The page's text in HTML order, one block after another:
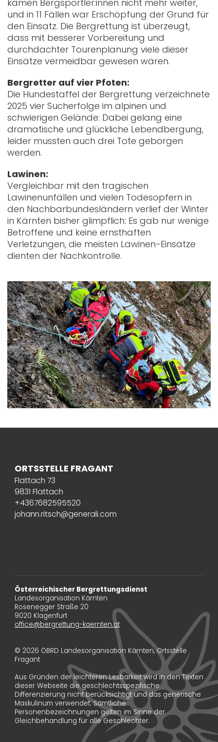
kamen Bergsportler:innen nicht mehr weiter,
und in 11 Fällen war Erschöpfung der Grund für
den Einsatz. Die Bergrettung ist überzeugt,
dass mit besserer Vorbereitung und
durchdachter Tourenplanung viele dieser
Einsätze vermeidbar gewesen wären.
Bergretter auf vier Pfoten:
Die Hundestaffel der Bergrettung verzeichnete
2025 vier Sucherfolge im alpinen und
schwierigen Gelände: Dabei gelang eine
dramatische und glückliche Lebendbergung,
leider mussten auch drei Tote geborgen
werden.
Lawinen:
Vergleichbar mit den tragischen
Lawinenunfällen und vielen Todesopfern in
den Nachbarbundesländern verlief der Winter
in Kärnten bisher glimpflich: Es gab nur wenige
Betroffene und keine ernsthaften
Verletzungen, die meisten Lawinen-Einsätze
dienten der Nachkontrolle.
ORTSSTELLE FRAGANT
Flattach 73
9831 Flattach
+4367682595520
johann.ritsch@generali.com
Österreichischer Bergrettungsdienst
Landesorganisation Kärnten
Rosenegger Straße 20
9020 Klagenfurt
office@bergrettung-kaernten.at
© 2026 ÖBRD Landesorganisation Kärnten, Ortsstelle
Fragant
Aus Gründen der leichteren Lesbarkeit wird in den Texten
dieser Webseite die geschlechtsspezifische
Differenzierung nicht berücksichtigt und das generische
Maskulinum verwendet. Sämtliche
Personenbezeichnungen gelten im Sinne der
Gleichbehandlung für alle Geschlechter.